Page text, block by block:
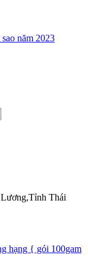
năm 2023
Thái